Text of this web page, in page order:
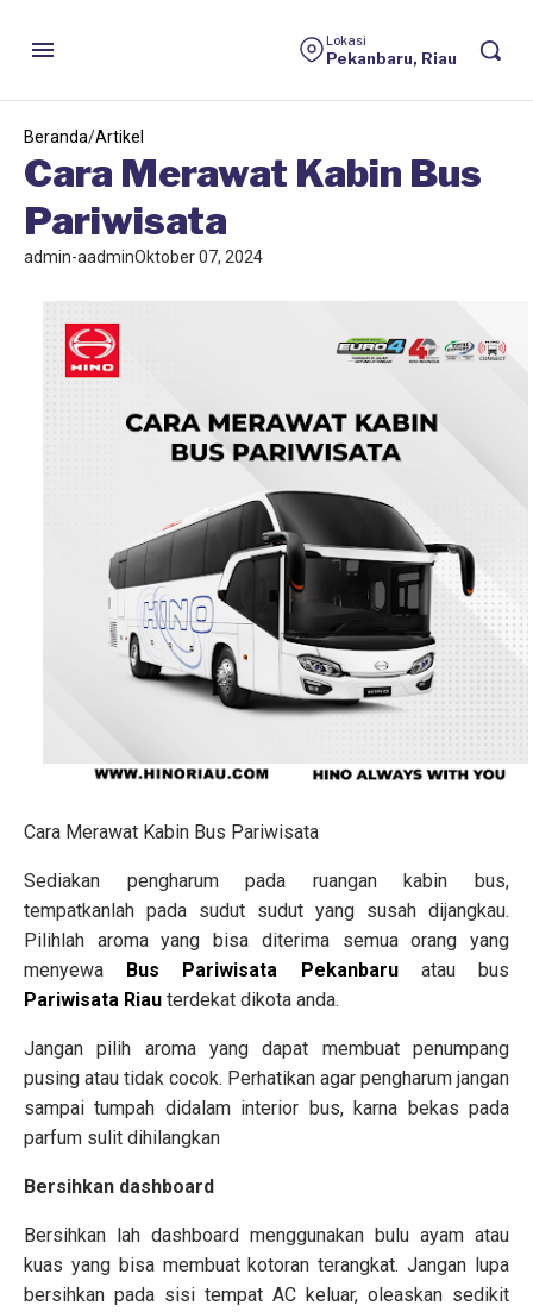
Lokasi
Pekanbaru, Riau
Beranda/Artikel
Cara Merawat Kabin Bus
Pariwisata
admin-aadminOktober 07, 2024
Cara Merawat Kabin Bus Pariwisata
Sediakan pengharum pada ruangan kabin bus,
tempatkanlah pada sudut sudut yang susah dijangkau.
Pilihlah aroma yang bisa diterima semua orang yang
menyewa
Bus Pariwisata Pekanbaruatau bus
Pariwisata Riau terdekat dikota anda.
Jangan pilih aroma yang dapat membuat penumpang
pusing atau tidak cocok. Perhatikan agar pengharum jangan
sampai tumpah didalam interior bus, karna bekas pada
parfum sulit dihilangkan
Bersihkan dashboard
Bersihkan lah dashboard menggunakan bulu ayam atau
kuas yang bisa membuat kotoran terangkat. Jangan lupa
bersihkan pada sisi tempat AC keluar, oleaskan sedikit